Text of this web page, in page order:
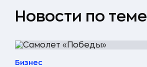
Новости по теме
Бизнес